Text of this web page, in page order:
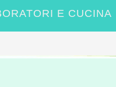
E CUCINA